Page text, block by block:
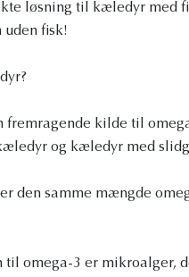
løsning til kæledyr med
fisk!
fremragende kilde til
og kæledyr med
den samme mængde
til omega-3 er mikroalger,